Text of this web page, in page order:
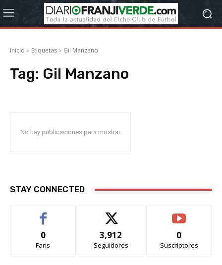
Inicio Etiquetas Gil Manzano
Tag: Gil Manzano
No hay publicaciones para mostrar
STAY CONNECTED
0
Fans
3,912
Seguidores
0
Suscriptores